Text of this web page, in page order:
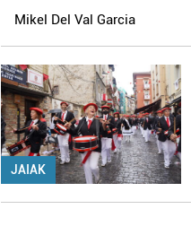
Mikel Del Val Garcia
JAIAK